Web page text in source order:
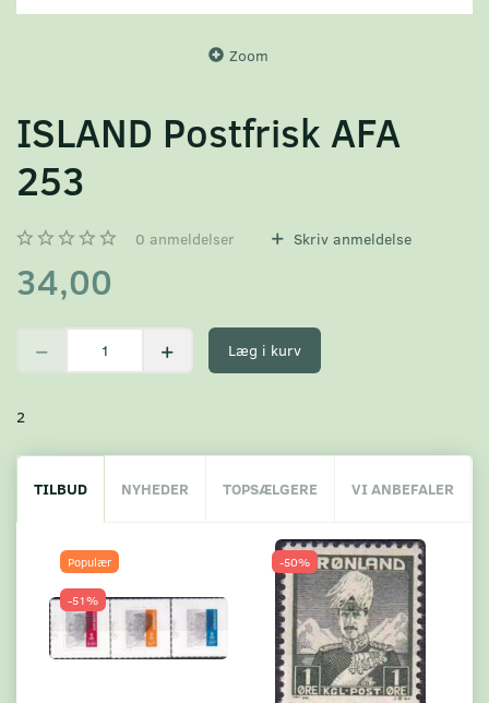
Zoom
ISLAND Postfrisk AFA
253
0 anmeldelser Skriv anmeldelse
34,00
Læg i kurv
2
TILBUD NYHEDER TOPSÆLGERE VI ANBEFALER
Populær
-51%
-50%